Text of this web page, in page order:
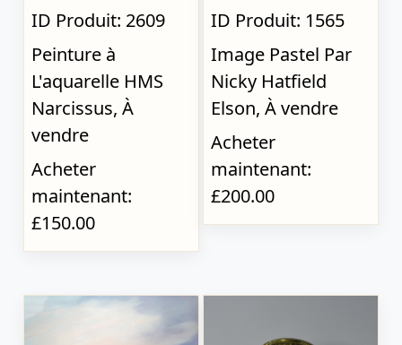
ID Produit: 2609
Peinture à
L'aquarelle HMS
Narcissus, À
vendre
Acheter
maintenant:
£150.00
ID Produit: 1565
Image Pastel Par
Nicky Hatfield
Elson, À vendre
Acheter
maintenant:
£200.00